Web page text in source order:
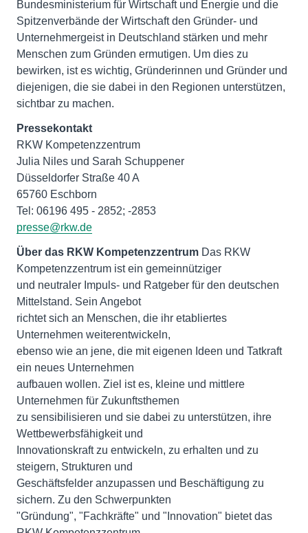
Bundesministerium für Wirtschaft und Energie und die
Spitzenverbände der Wirtschaft den Gründer- und
Unternehmergeist in Deutschland stärken und mehr
Menschen zum Gründen ermutigen. Um dies zu
bewirken, ist es wichtig, Gründerinnen und Gründer und
diejenigen, die sie dabei in den Regionen unterstützen,
sichtbar zu machen.
Pressekontakt
RKW Kompetenzzentrum
Julia Niles und Sarah Schuppener
Düsseldorfer Straße 40 A
65760 Eschborn
presse@rkw.de
Über das RKW Kompetenzzentrum Das RKW
Kompetenzzentrum ist ein gemeinnütziger
und neutraler Impuls- und Ratgeber für den deutschen
Mittelstand. Sein Angebot
richtet sich an Menschen, die ihr etabliertes
Unternehmen weiterentwickeln,
ebenso wie an jene, die mit eigenen Ideen und Tatkraft
ein neues Unternehmen
aufbauen wollen. Ziel ist es, kleine und mittlere
Unternehmen für Zukunftsthemen
zu sensibilisieren und sie dabei zu unterstützen, ihre
Wettbewerbsfähigkeit und
Innovationskraft zu entwickeln, zu erhalten und zu
steigern, Strukturen und
Geschäftsfelder anzupassen und Beschäftigung zu
sichern. Zu den Schwerpunkten
"Gründung", "Fachkräfte" und "Innovation" bietet das